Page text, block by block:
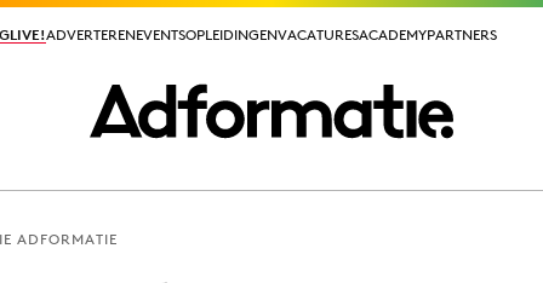
ADVERTERENEVENTSOPLEIDINGENVACATURESACADEMYPARTNERS
ADVERTERENEVENTSOPLEIDINGENVACATURESACADEMYPARTNERS
ADFORMATIE